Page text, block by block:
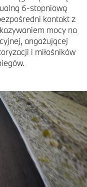
6-stopniową
kontakt z
mocy na
angażującej
i miłośników